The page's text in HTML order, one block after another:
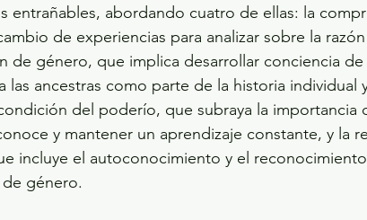
entrañables, abordando cuatro de ellas: la
de experiencias para analizar sobre la
de género, que implica desarrollar conciencia
las ancestras como parte de la historia individual
del poderío, que subraya la importancia
y mantener un aprendizaje constante, y la
incluye el autoconocimiento y el
de género.